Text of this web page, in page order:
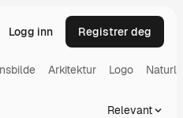
Logg inn Registrer deg
Arkitektur Logo
Relevant